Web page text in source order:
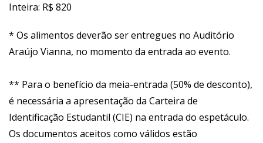
Inteira: R$ 820
* Os alimentos deverão ser entregues no Auditório
Araújo Vianna, no momento da entrada ao evento.
** Para o benefício da meia-entrada (50% de desconto),
é necessária a apresentação da Carteira de
Identificação Estudantil (CIE) na entrada do espetáculo.
Os documentos aceitos como válidos estão